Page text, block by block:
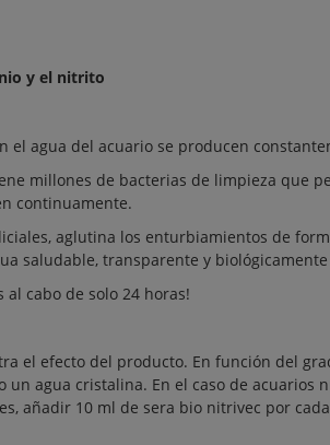
y el nitrito
el agua del acuario se producen
millones de bacterias de limpieza que
continuamente.
aglutina los enturbiamientos de
saludable, transparente y
cabo de solo 24 horas!
el efecto del producto. En función del
agua cristalina. En el caso de acuarios
añadir 10 ml de sera bio nitrivec por